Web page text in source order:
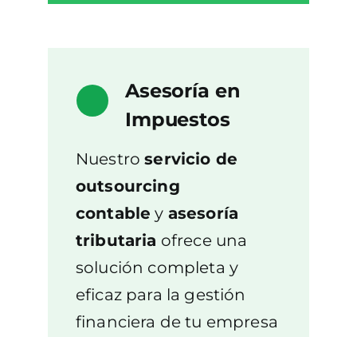
Asesoría en
Impuestos
Nuestroservicio de
outsourcing
contable y asesoría
tributaria ofrece una
solución completa y
eficaz para la gestión
financiera de tu empresa